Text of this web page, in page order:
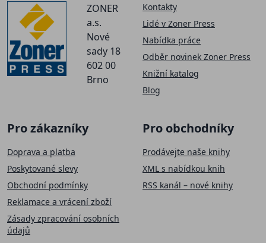
ZONER
a.s.
Nové
sady 18
602 00
Brno
Kontakty
Lidé v Zoner Press
Nabídka práce
Odběr novinek Zoner Press
Knižní katalog
Blog
Pro zákazníky
Doprava a platba
Poskytované slevy
Obchodní podmínky
Reklamace a vrácení zboží
Zásady zpracování osobních
údajů
Pro obchodníky
Prodávejte naše knihy
XML s nabídkou knih
RSS kanál – nové knihy